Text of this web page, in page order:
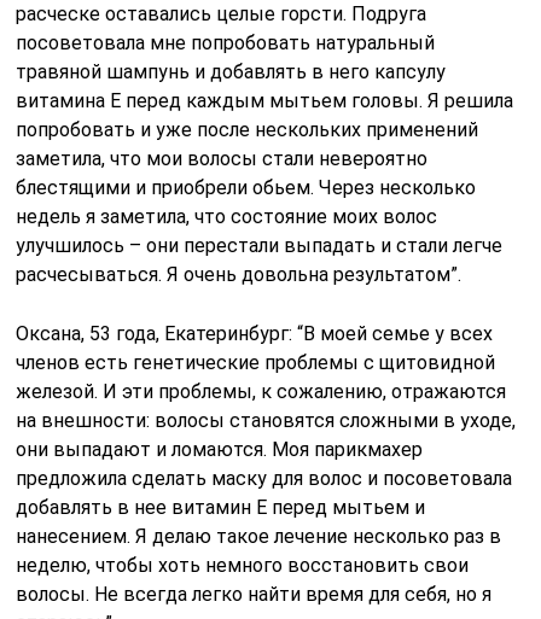
расческе оставались целые горсти. Подруга
посоветовала мне попробовать натуральный
травяной шампунь и добавлять в него капсулу
витамина Е перед каждым мытьем головы. Я решила
попробовать и уже после нескольких применений
заметила, что мои волосы стали невероятно
блестящими и приобрели обьем. Через несколько
недель я заметила, что состояние моих волос
улучшилось – они перестали выпадать и стали легче
расчесываться. Я очень довольна результатом”.
Оксана, 53 года, Екатеринбург: “В моей семье у всех
членов есть генетические проблемы с щитовидной
железой. И эти проблемы, к сожалению, отражаются
на внешности: волосы становятся сложными в уходе,
они выпадают и ломаются. Моя парикмахер
предложила сделать маску для волос и посоветовала
добавлять в нее витамин Е перед мытьем и
нанесением. Я делаю такое лечение несколько раз в
неделю, чтобы хоть немного восстановить свои
волосы. Не всегда легко найти время для себя, но я